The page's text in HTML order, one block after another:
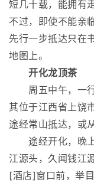
短几十载，能拥有
不过，即使不能亲
先行一步抵达只在
地图上。
开化龙顶茶
周五中午，一行
其位于江西省上饶
途经常山抵达，或
途经开化，晚上
江源头，久闻钱江
[酒店]窗口前，举